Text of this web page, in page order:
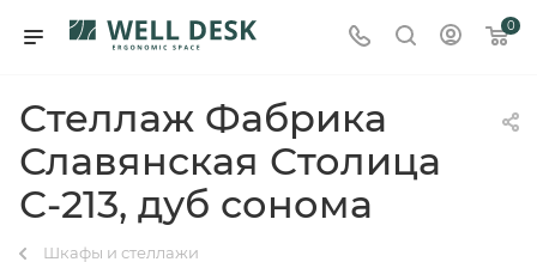
0
Стеллаж Фабрика
Славянская Столица
С-213, дуб сонома
Шкафы и стеллажи